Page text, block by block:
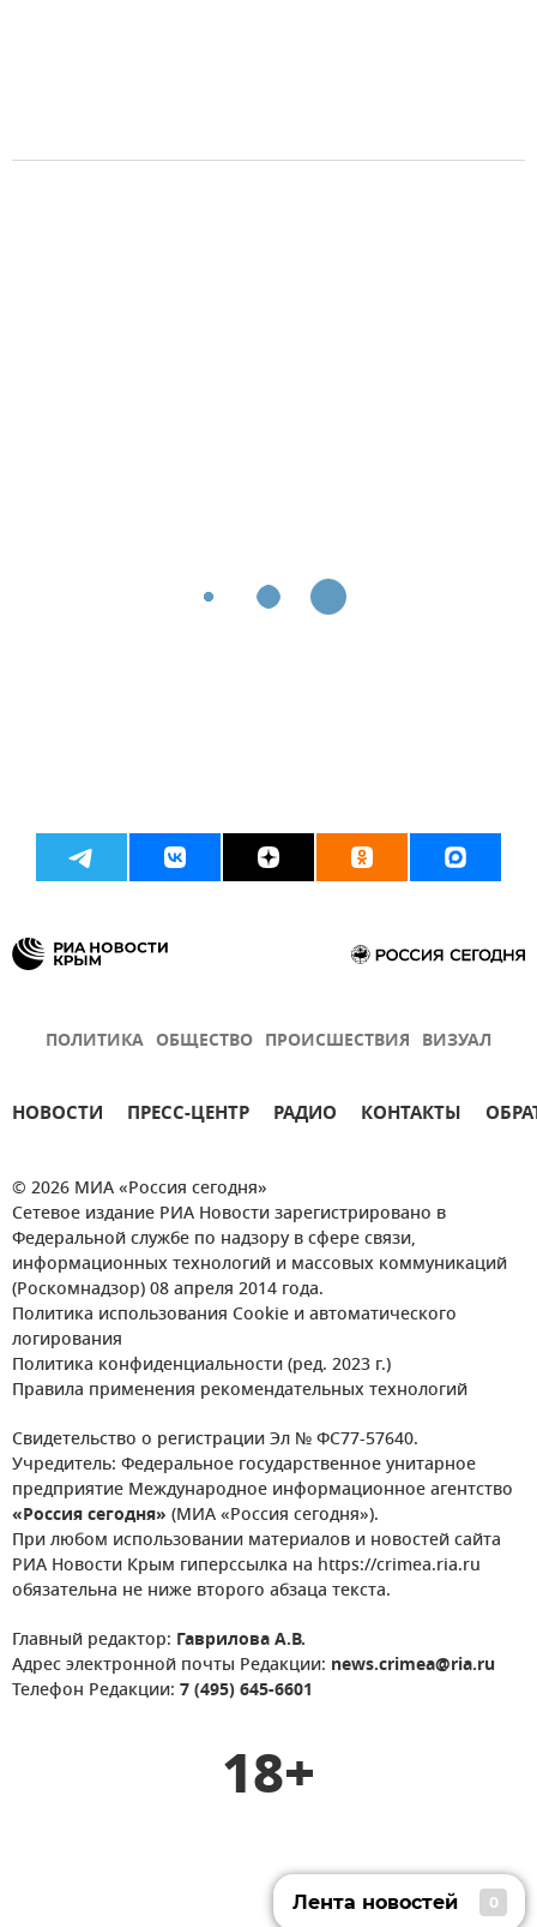
ПОЛИТИКА ОБЩЕСТВО ПРОИСШЕСТВИЯ ВИЗУАЛ
НОВОСТИ ПРЕСС-ЦЕНТР РАДИО КОНТАКТЫ
© 2026 МИА «Россия сегодня»
Сетевое издание РИА Новости зарегистрировано в
Федеральной службе по надзору в сфере связи,
информационных технологий и массовых коммуникаций
(Роскомнадзор) 08 апреля 2014 года.
Политика использования Cookie и автоматического
логирования
Политика конфиденциальности (ред. 2023 г.)
Правила применения рекомендательных технологий
Свидетельство о регистрации Эл № ФС77-57640.
Учредитель: Федеральное государственное унитарное
предприятие Международное информационное агентство
«Россия сегодня» (МИА «Россия сегодня»).
При любом использовании материалов и новостей сайта
РИА Новости Крым гиперссылка на https://crimea.ria.ru
обязательна не ниже второго абзаца текста.
Главный редактор: Гаврилова А.В.
Адрес электронной почты Редакции: news.crimea@ria.ru
Телефон Редакции: 7 (495) 645-6601
18+
Лента новостей 0